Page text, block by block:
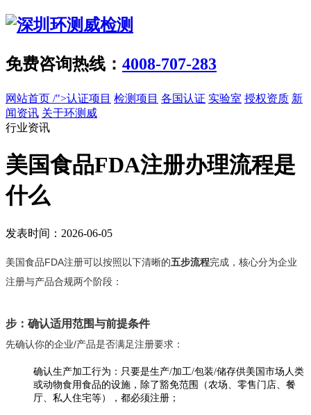
免费咨询热线： 4008-707-283
网站首页 /">认证项目 检测项目 各国认证 实验室 授权资质 新
闻资讯 关于环测威
行业资讯
美国食品FDA注册办理流程是
什么
发表时间：2026-06-05
美国食品FDA注册可以按照以下清晰的‌五步流程‌完成，核心分为企业
注册与产品合规两个阶段：
步：确认适用范围与前提条件
先确认你的企业/产品是否满足注册要求：
确认生产加工行为：只要是生产/加工/包装/储存供美国市场人类
或动物食用食品的设施，除了豁免范围（农场、零售门店、餐
厅、私人住宅等），都必须注册；